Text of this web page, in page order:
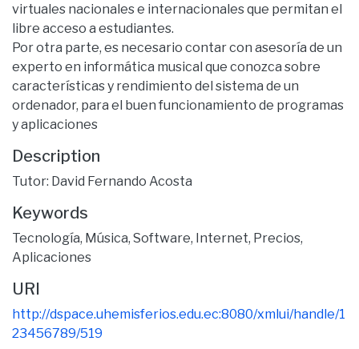
virtuales nacionales e internacionales que permitan el
libre acceso a estudiantes.
Por otra parte, es necesario contar con asesoría de un
experto en informática musical que conozca sobre
características y rendimiento del sistema de un
ordenador, para el buen funcionamiento de programas
y aplicaciones
Description
Tutor: David Fernando Acosta
Keywords
Tecnología, Música, Software, Internet, Precios,
Aplicaciones
URI
http://dspace.uhemisferios.edu.ec:8080/xmlui/handle/1
23456789/519